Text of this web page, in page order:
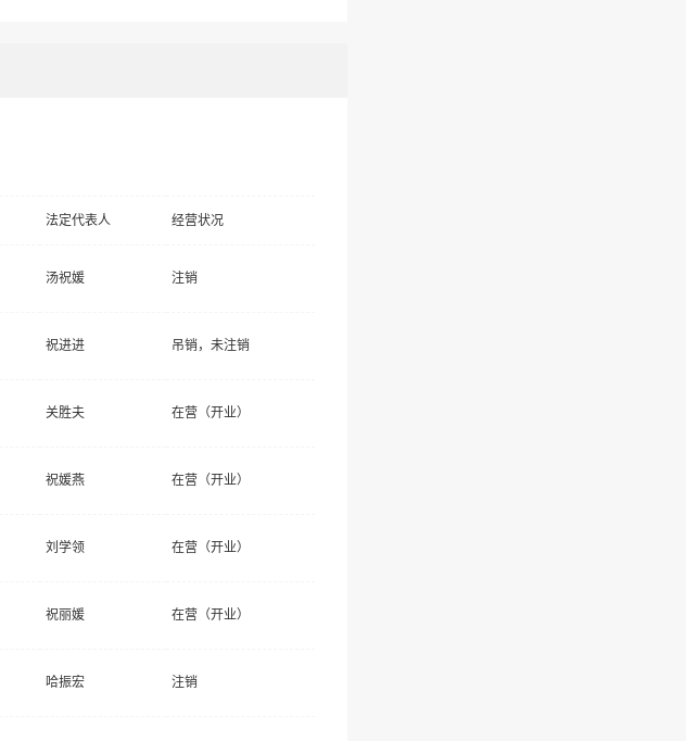
法定代表人 经营状况
汤祝媛 注销
祝进进 吊销，未注销
关胜夫 在营（开业）
祝媛燕 在营（开业）
刘学领 在营（开业）
祝丽媛 在营（开业）
哈振宏 注销